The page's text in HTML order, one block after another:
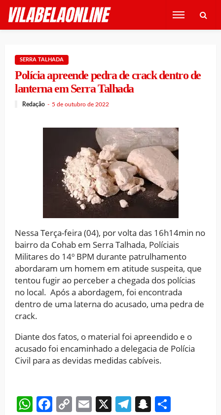
SERRA TALHADA
Polícia apreende pedra de crack dentro de
lanterna em Serra Talhada
Redação 5 de outubro de 2022
Nessa Terça-feira (04), por volta das 16h14min no
bairro da Cohab em Serra Talhada, Políciais
Militares do 14º BPM durante patrulhamento
abordaram um homem em atitude suspeita, que
tentou fugir ao perceber a chegada dos polícias
no local. Após a abordagem, foi encontrada
dentro de uma laterna do acusado, uma pedra de
crack.
Diante dos fatos, o material foi apreendido e o
acusado foi encaminhado a delegacia de Polícia
Civil para as devidas medidas cabíveis.
WhatsApp
Facebook
CopyEmail
X Telegram
Snapchat